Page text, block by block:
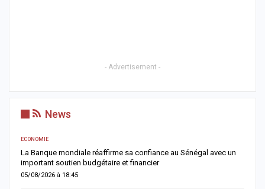
- Advertisement -
News
ECONOMIE
La Banque mondiale réaffirme sa confiance au Sénégal avec un
important soutien budgétaire et financier
05/08/2026 à 18:45